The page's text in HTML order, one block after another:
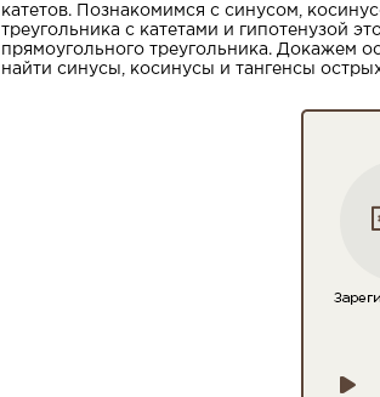
катетов. Познакомимся с синусом,
треугольника с катетами и гипотенузой
прямоугольного треугольника. Докажем
найти синусы, косинусы и тангенсы